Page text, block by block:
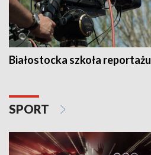
Białostocka szkoła reportażu
SPORT